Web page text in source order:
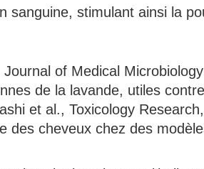
sanguine, stimulant ainsi la
of Medical
de la lavande, utiles
et al., Toxicology
des cheveux chez des